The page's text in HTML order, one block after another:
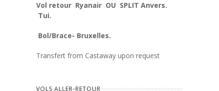
Vol retour Ryanair OU SPLIT Anvers.
Tui.
Bol/Brace- Bruxelles.
Transfert from Castaway upon request
VOLS ALLER-RETOUR